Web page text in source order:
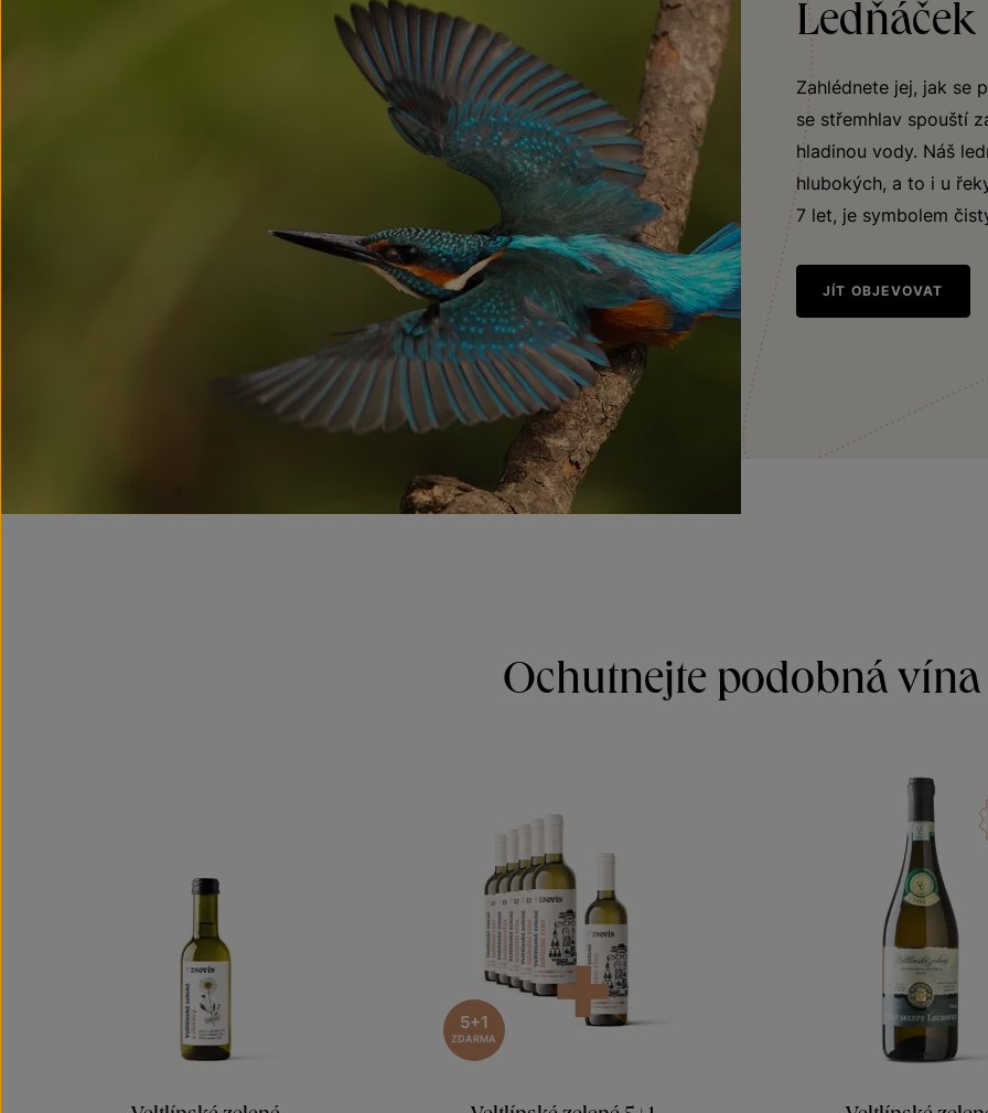
Zahlédnete jej, jak se
se střemhlav spouští
hladinou vody. Náš
hlubokých, a to i u
7 let, je symbolem
JÍT OBJEVOVAT
Ochutnejte podobná vína
5+1
ZDARMA